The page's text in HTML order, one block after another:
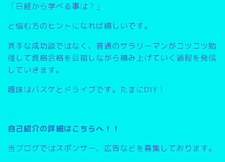
「日経から学べる事は？」
と悩む方のヒントになれば嬉しいです。
派手な成功談ではなく、普通のサラリーマンがコツコツ勉
強して資格合格を目指しながら積み上げていく過程を発信
していきます。
趣味はバスケとドライブです。たまにDIY！
自己紹介の詳細はこちらへ！！
当ブログではスポンサー、広告などを募集しております。